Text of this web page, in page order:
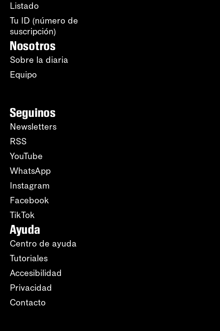
Listado
Tu ID (número de
suscripción)
Nosotros
Sobre la diaria
Equipo
Seguinos
Newsletters
RSS
YouTube
WhatsApp
Instagram
Facebook
TikTok
Ayuda
Centro de ayuda
Tutoriales
Accesibilidad
Privacidad
Contacto